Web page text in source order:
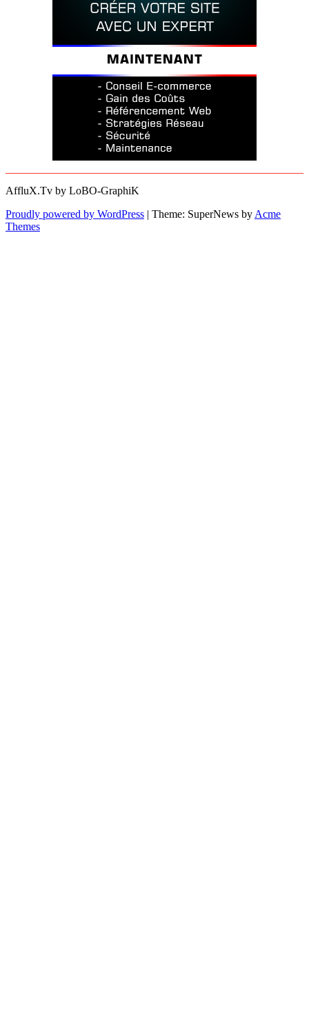
AffluX.Tv by LoBO-GraphiK
Proudly powered by WordPress | Theme: SuperNews by Acme
Themes